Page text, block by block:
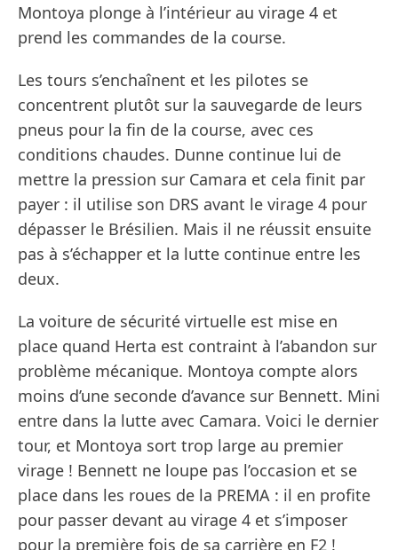
Montoya plonge à l’intérieur au virage 4 et
prend les commandes de la course.
Les tours s’enchaînent et les pilotes se
concentrent plutôt sur la sauvegarde de leurs
pneus pour la fin de la course, avec ces
conditions chaudes. Dunne continue lui de
mettre la pression sur Camara et cela finit par
payer : il utilise son DRS avant le virage 4 pour
dépasser le Brésilien. Mais il ne réussit ensuite
pas à s’échapper et la lutte continue entre les
deux.
La voiture de sécurité virtuelle est mise en
place quand Herta est contraint à l’abandon sur
problème mécanique. Montoya compte alors
moins d’une seconde d’avance sur Bennett. Mini
entre dans la lutte avec Camara. Voici le dernier
tour, et Montoya sort trop large au premier
virage ! Bennett ne loupe pas l’occasion et se
place dans les roues de la PREMA : il en profite
pour passer devant au virage 4 et s’imposer
pour la première fois de sa carrière en F2 !